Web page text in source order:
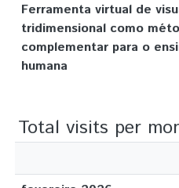
Ferramenta virtual de
tridimensional como
complementar para o
humana
Total visits per